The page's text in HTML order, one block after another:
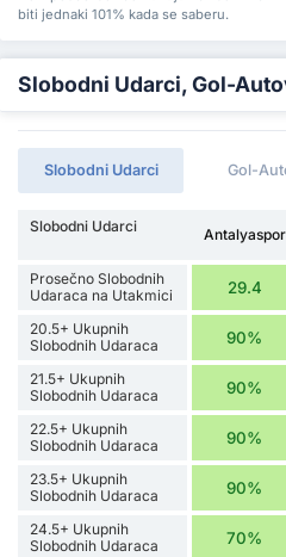
biti jednaki 101% kada se saberu.
Slobodni Udarci, Gol-
Slobodni Udarci Gol-
Slobodni Udarci Antalyaspor
Prosečno Slobodnih
Udaraca na Utakmici
29.4
20.5+ Ukupnih
Slobodnih Udaraca
90%
21.5+ Ukupnih
Slobodnih Udaraca
90%
22.5+ Ukupnih
Slobodnih Udaraca
90%
23.5+ Ukupnih
Slobodnih Udaraca
90%
24.5+ Ukupnih
Slobodnih Udaraca
70%